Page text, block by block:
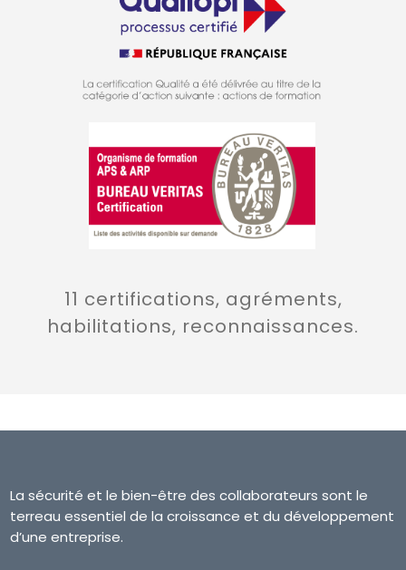
11 certifications, agréments,
habilitations, reconnaissances.
La sécurité et le bien-être des collaborateurs sont le
terreau essentiel de la croissance et du développement
d’une entreprise.